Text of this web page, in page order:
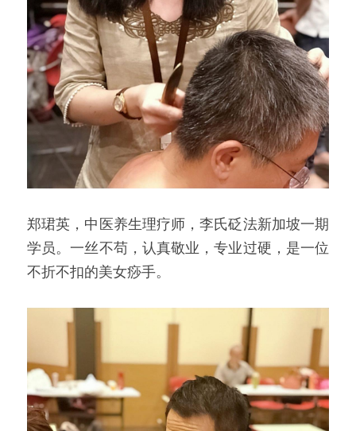
郑珺英，中医养生理疗师，李氏砭法新加坡一期
学员。一丝不苟，认真敬业，专业过硬，是一位
不折不扣的美女痧手。